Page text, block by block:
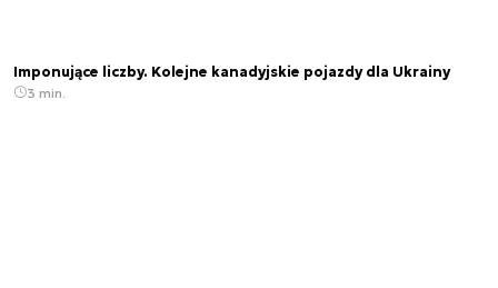
Imponujące liczby. Kolejne kanadyjskie pojazdy dla Ukrainy
3 min.